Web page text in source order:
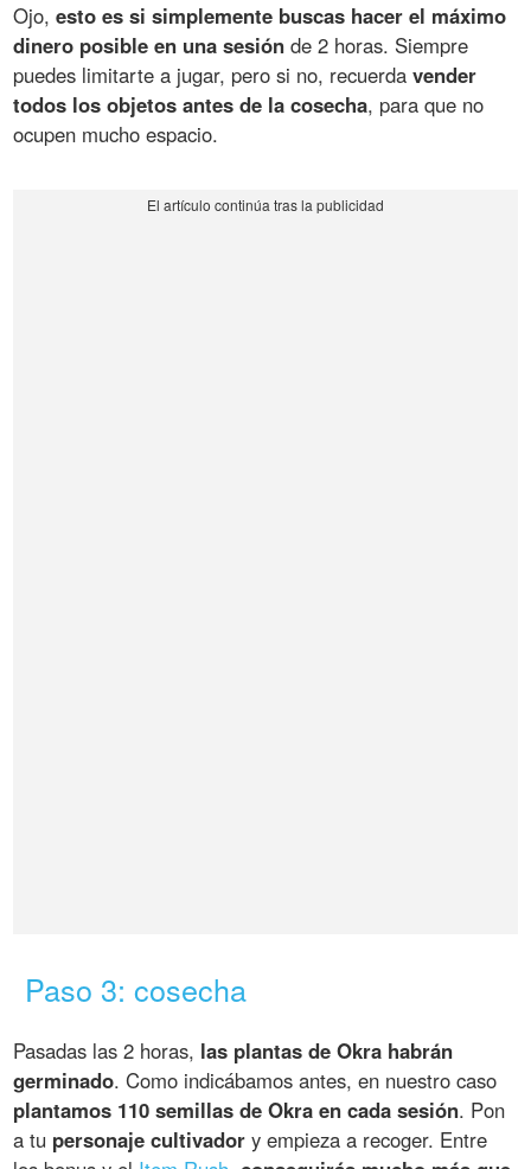
Ojo,esto es si simplemente buscas hacer el máximo
dinero posible en una sesión de 2 horas. Siempre
puedes limitarte a jugar, pero si no, recuerdavender
todos los objetos antes de la cosecha, para que no
ocupen mucho espacio.
Paso 3: cosecha
Pasadas las 2 horas, las plantas de Okra habrán
germinado. Como indicábamos antes, en nuestro caso
plantamos 110 semillas de Okra en cada sesión. Pon
a tu personaje cultivador y empieza a recoger. Entre